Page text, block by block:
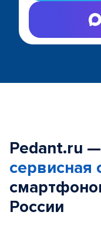
Pedant.ru —
сервисная
России